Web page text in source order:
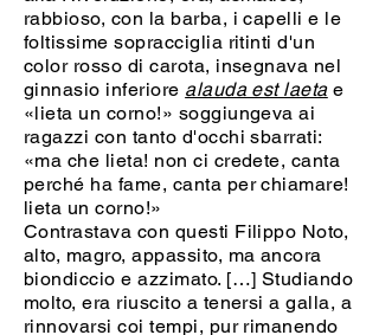
rabbioso, con la barba, i capelli e le
foltissime sopracciglia ritinti d'un
color rosso di carota, insegnava nel
ginnasio inferiore alauda est laetae
«lieta un corno!» soggiungeva ai
ragazzi con tanto d'occhi sbarrati:
«ma che lieta! non ci credete, canta
perché ha fame, canta per chiamare!
lieta un corno!»
Contrastava con questi Filippo Noto,
alto, magro, appassito, ma ancora
biondiccio e azzimato. […] Studiando
molto, era riuscito a tenersi a galla, a
rinnovarsi coi tempi, pur rimanendo